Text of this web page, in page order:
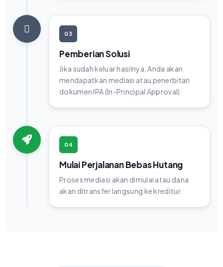
03
Pemberian Solusi
Jika sudah keluar hasilnya, Anda akan
mendapatkan mediasi atau penerbitan
dokumen IPA (In-Principal Approval)
04
Mulai Perjalanan Bebas Hutang
Proses mediasi akan dimulai atau dana
akan ditransfer langsung ke kreditur.